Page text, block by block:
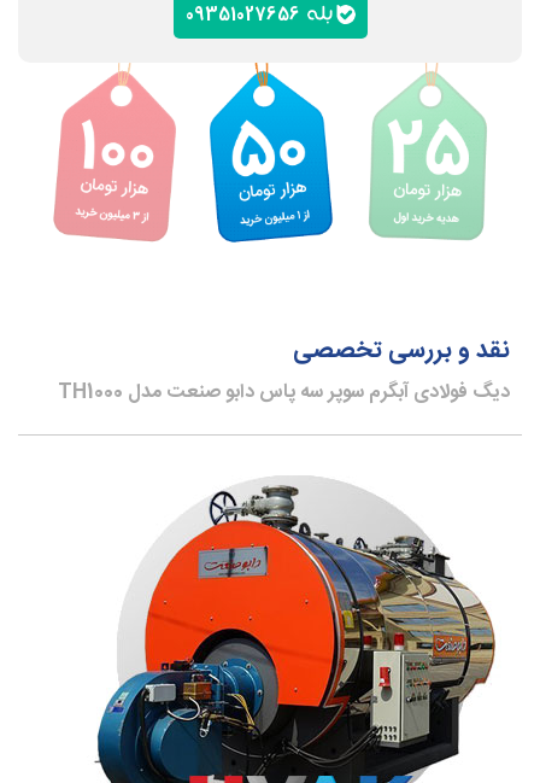
نقد و بررسی تخصصی
دیگ فولادی آبگرم سوپر سه پاس دابو صنعت مدل TH1000